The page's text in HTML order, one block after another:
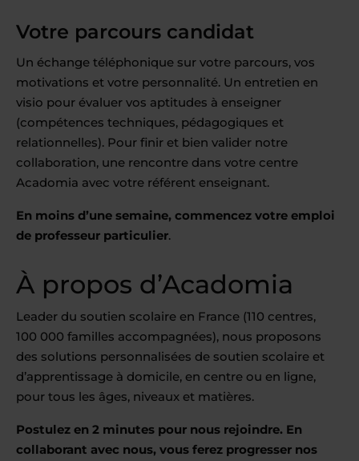
Votre parcours candidat
Un échange téléphonique sur votre parcours, vos
motivations et votre personnalité. Un entretien en
visio pour évaluer vos aptitudes à enseigner
(compétences techniques, pédagogiques et
relationnelles). Pour finir et bien valider notre
collaboration, une rencontre dans votre centre
Acadomia avec votre référent enseignant.
En moins d’une semaine, commencez votre emploi
de professeur particulier.
À propos d’Acadomia
Leader du soutien scolaire en France (110 centres,
100 000 familles accompagnées), nous proposons
des solutions personnalisées de soutien scolaire et
d’apprentissage à domicile, en centre ou en ligne,
pour tous les âges, niveaux et matières.
Postulez en 2 minutes pour nous rejoindre. En
collaborant avec nous, vous ferez progresser nos